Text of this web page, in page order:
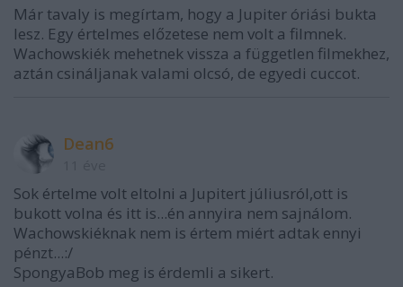
Már tavaly is megírtam, hogy a Jupiter óriási bukta
lesz. Egy értelmes előzetese nem volt a filmnek.
Wachowskiék mehetnek vissza a független filmekhez,
aztán csináljanak valami olcsó, de egyedi cuccot.
Dean6
Sok értelme volt eltolni a Jupitert júliusról,ott is
bukott volna és itt is...én annyira nem sajnálom.
Wachowskiéknak nem is értem miért adtak ennyi
pénzt...:/
SpongyaBob meg is érdemli a sikert.